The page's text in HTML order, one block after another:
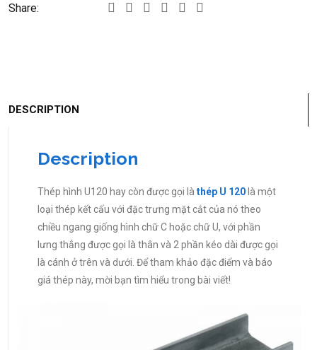
Share:
DESCRIPTION
Description
Thép hình U120 hay còn được gọi là thép U 120là một
loại thép kết cấu với đặc trưng mặt cắt của nó theo
chiều ngang giống hình chữ C hoặc chữ U, với phần
lưng thẳng được gọi là thân và 2 phần kéo dài được gọi
là cánh ở trên và dưới. Để tham khảo đặc điểm và báo
giá thép này, mời bạn tìm hiểu trong bài viết!